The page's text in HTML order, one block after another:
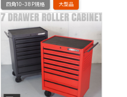
四角10-38P規格 大型品